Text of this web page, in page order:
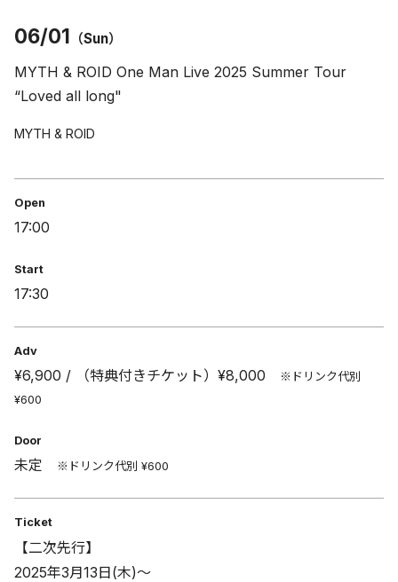
06/01 （Sun）
MYTH & ROID One Man Live 2025 Summer Tour
“Loved all long"
MYTH & ROID
Open
17:00
Start
17:30
Adv
¥6,900 / （特典付きチケット）¥8,000
※ドリンク代別
¥600
Door
未定 ※ドリンク代別 ¥600
Ticket
【二次先行】
2025年3月13日(木)～